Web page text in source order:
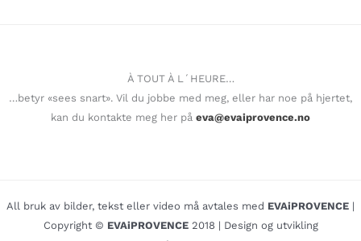
À TOUT À L´HEURE…
…betyr «sees snart». Vil du jobbe med meg, eller har noe på hjertet,
kan du kontakte meg her på eva@evaiprovence.no
All bruk av bilder, tekst eller video må avtales med EVAiPROVENCE |
Copyright © EVAiPROVENCE2018 | Design og utvikling